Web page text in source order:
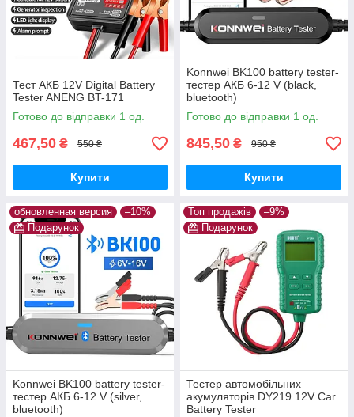
Тест АКБ 12V Digital Battery
Tester ANENG BT-171
Готово до відправки 1 од.
467,50 ₴ 550 ₴
Купити
Konnwei BK100 battery tester-
тестер АКБ 6-12 V (black,
bluetooth)
Готово до відправки 1 од.
845,50 ₴ 950 ₴
Купити
обновленная версия
–10%
Подарунок
Konnwei BK100 battery tester-
тестер АКБ 6-12 V (silver,
bluetooth)
Топ продажів
–9%
Подарунок
Тестер автомобільних
акумуляторів DY219 12V Car
Battery Tester